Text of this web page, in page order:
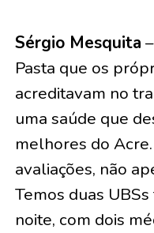
Sérgio Mesquita
Pasta que os
acreditavam no
uma saúde que
melhores do
avaliações, não
Temos duas
noite, com dois